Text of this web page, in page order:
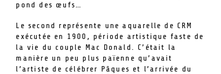
pond des œufs…
Le second représente une aquarelle de CRM
exécutée en 1900, période artistique faste de
la vie du couple Mac Donald. C’était la
manière un peu plus païenne qu’avait
l’artiste de célébrer Pâques et l’arrivée du